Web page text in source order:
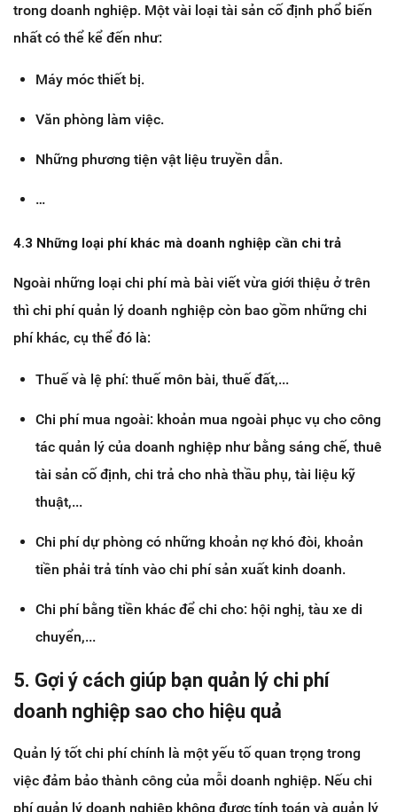
trong doanh nghiệp. Một vài loại tài sản cố định phổ biến
nhất có thể kể đến như:
Máy móc thiết bị.
Văn phòng làm việc.
Những phương tiện vật liệu truyền dẫn.
…
4.3 Những loại phí khác mà doanh nghiệp cần chi trả
Ngoài những loại chi phí mà bài viết vừa giới thiệu ở trên
thì chi phí quản lý doanh nghiệp còn bao gồm những chi
phí khác, cụ thể đó là:
Thuế và lệ phí: thuế môn bài, thuế đất,...
Chi phí mua ngoài: khoản mua ngoài phục vụ cho công
tác quản lý của doanh nghiệp như bằng sáng chế, thuê
tài sản cố định, chi trả cho nhà thầu phụ, tài liệu kỹ
thuật,...
Chi phí dự phòng có những khoản nợ khó đòi, khoản
tiền phải trả tính vào chi phí sản xuất kinh doanh.
Chi phí bằng tiền khác để chi cho: hội nghị, tàu xe di
chuyển,...
5. Gợi ý cách giúp bạn quản lý chi phí
doanh nghiệp sao cho hiệu quả
Quản lý tốt chi phí chính là một yếu tố quan trọng trong
việc đảm bảo thành công của mỗi doanh nghiệp. Nếu chi
phí quản lý doanh nghiệp không được tính toán và quản lý